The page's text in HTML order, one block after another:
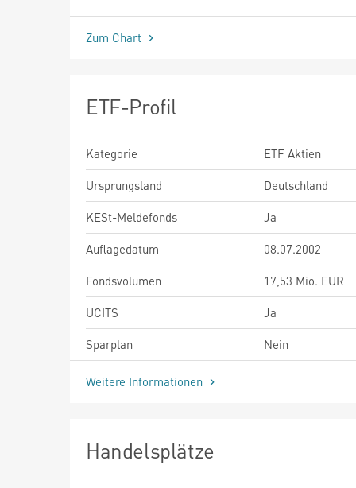
seit Beginn
Zum Chart
ETF-Profil
Kategorie
ETF Aktien
Ursprungsland
Deutschland
KESt-Meldefonds
Ja
Auflagedatum
08.07.2002
Fondsvolumen
17,53 Mio. EUR
UCITS
Ja
Sparplan
Nein
Weitere Informationen
Handelsplätze